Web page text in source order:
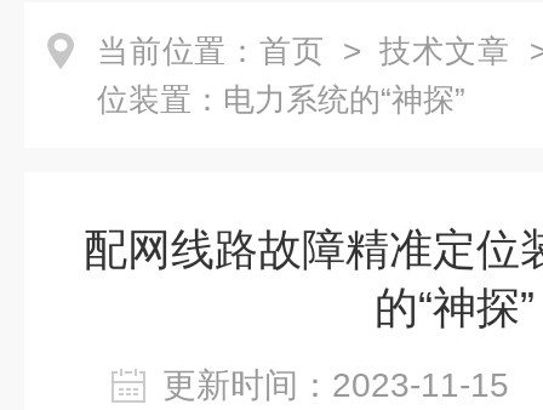
当前位置： 首页 > 技术文章
位装置：电力系统的“神探”
配网线路故障精准定位
的“神探”
更新时间：2023-11-